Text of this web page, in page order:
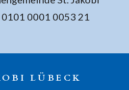
0001 0053 21
LÜBECK